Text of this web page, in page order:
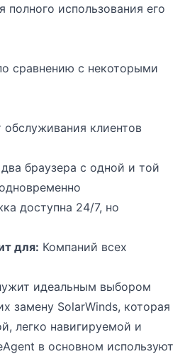
полного использования его
сравнению с некоторыми
клиентов
браузера с одной и той
доступна 24/7, но
для: Компаний всех
идеальным выбором
замену SolarWinds, которая
легко навигируемой и
в основном используют